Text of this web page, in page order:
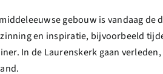
gebouw is vandaag de
en inspiratie, bijvoorbeeld
In de Laurenskerk gaan